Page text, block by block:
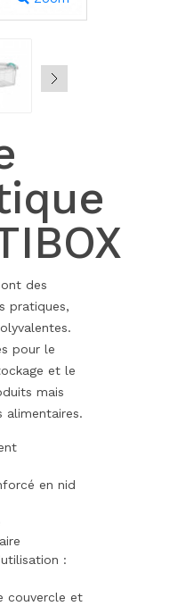
des
pratiques,
pour le
et le
mais
alimentaires.
en nid
:
couvercle et